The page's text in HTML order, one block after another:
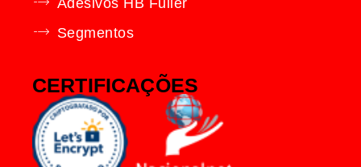
Adesivos HB Fuller
Segmentos
CERTIFICAÇÕES